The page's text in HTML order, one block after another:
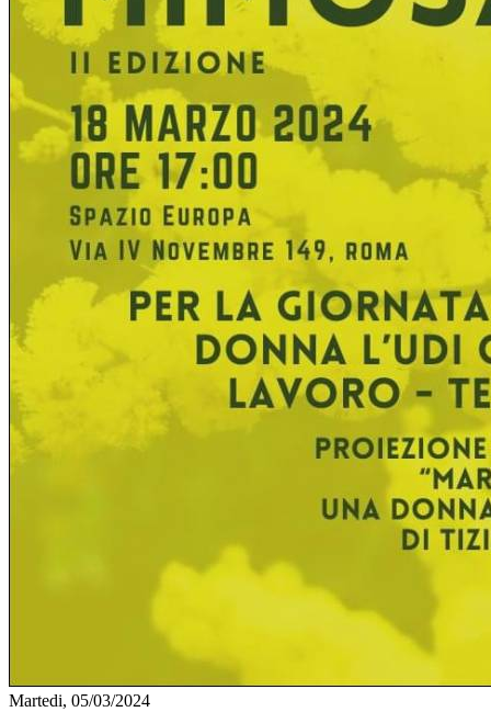
Martedi, 05/03/2024